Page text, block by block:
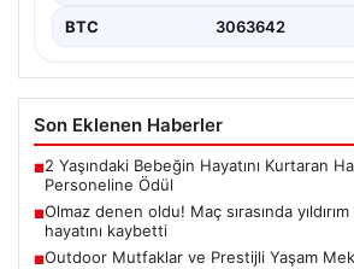
BTC 3063642
Son Eklenen Haberler
■2 Yaşındaki Bebeğin Hayatını Kurtaran
Personeline Ödül
■Olmaz denen oldu! Maç sırasında
hayatını kaybetti
■Outdoor Mutfaklar ve Prestijli Yaşam